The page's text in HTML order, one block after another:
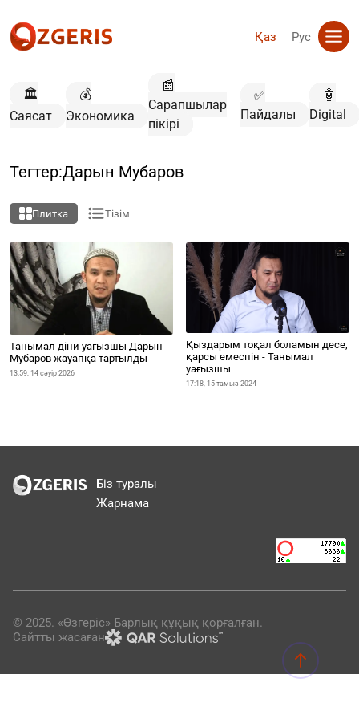
Қаз Рус
🏛️
Саясат
💰
Экономика
📰
Сарапшылар
пікірі
✅
Пайдалы
🤖
Digital
Тегтер:Дарын Мубаров
Плитка Тізім
Танымал діни уағызшы Дарын
Мубаров жауапқа тартылды
13:59, 14 сәуір 2026
Қыздарым тоқал боламын десе,
қарсы емеспін - Танымал
уағызшы
17:18, 15 тамыз 2024
Біз туралы
Жарнама
© 2025. «Өзгеріс» Барлық құқық қорғалған.
Сайтты жасаған